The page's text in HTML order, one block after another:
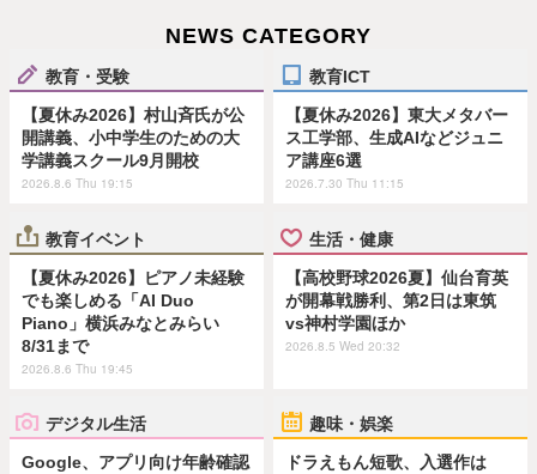
NEWS CATEGORY
教育・受験
【夏休み2026】村山斉氏が公
開講義、小中学生のための大
学講義スクール9月開校
2026.8.6 Thu 19:15
教育ICT
【夏休み2026】東大メタバー
ス工学部、生成AIなどジュニ
ア講座6選
2026.7.30 Thu 11:15
教育イベント
【夏休み2026】ピアノ未経験
でも楽しめる「AI Duo
Piano」横浜みなとみらい
8/31まで
2026.8.6 Thu 19:45
生活・健康
【高校野球2026夏】仙台育英
が開幕戦勝利、第2日は東筑
vs神村学園ほか
2026.8.5 Wed 20:32
デジタル生活
Google、アプリ向け年齢確認
趣味・娯楽
ドラえもん短歌、入選作は